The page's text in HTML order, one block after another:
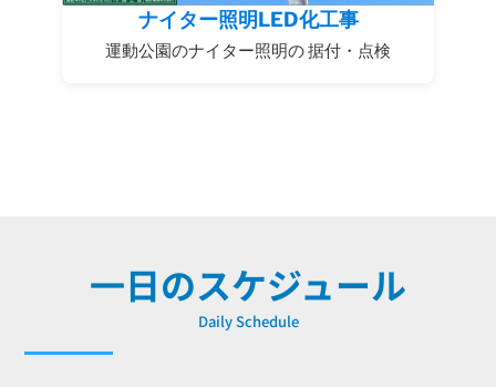
ナイター照明LED化工事
運動公園のナイター照明の 据付・点検
一日のスケジュール
Daily Schedule